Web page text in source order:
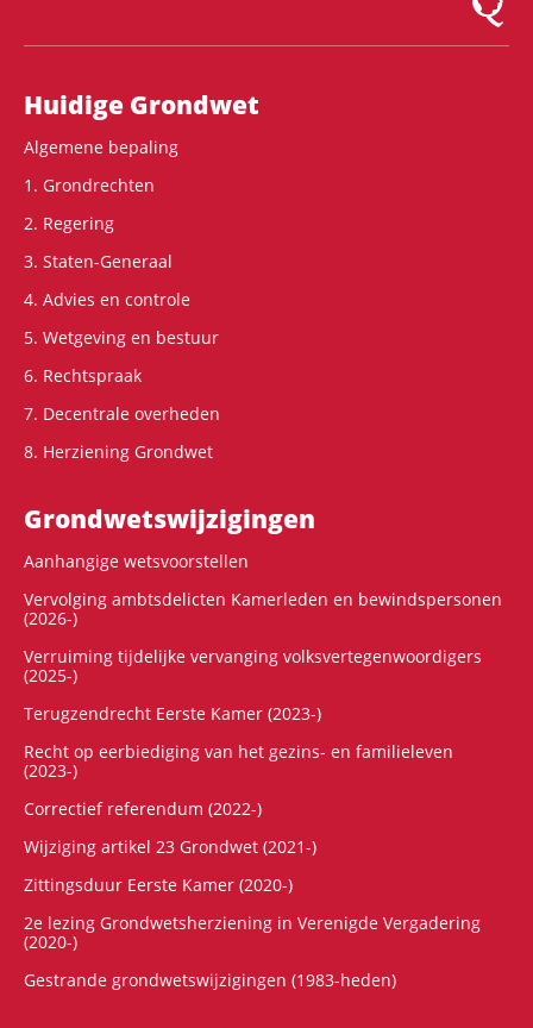
Hoofdnavigatie
Huidige Grondwet
Algemene bepaling
1. Grondrechten
2. Regering
3. Staten-Generaal
4. Advies en controle
5. Wetgeving en bestuur
6. Rechtspraak
7. Decentrale overheden
8. Herziening Grondwet
Grondwets­wijzigingen
Aanhangige wetsvoorstellen
Vervolging ambtsdelicten Kamerleden en bewindspersonen
(2026-)
Verruiming tijdelijke vervanging volksvertegenwoordigers
(2025-)
Terugzendrecht Eerste Kamer (2023-)
Recht op eerbiediging van het gezins- en familieleven
(2023-)
Correctief referendum (2022-)
Wijziging artikel 23 Grondwet (2021-)
Zittingsduur Eerste Kamer (2020-)
2e lezing Grondwetsherziening in Verenigde Vergadering
(2020-)
Gestrande grondwetswijzigingen (1983-heden)